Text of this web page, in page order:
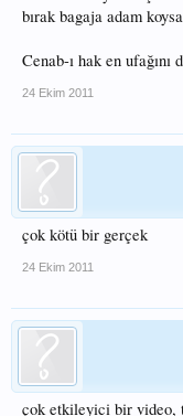
bırak bagaja adam
Cenab-ı hak en ufağını
24 Ekim 2011
çok kötü bir gerçek
24 Ekim 2011
çok etkileyici bir video,